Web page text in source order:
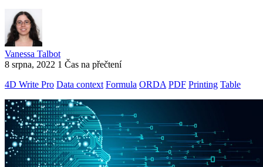
Vanessa Talbot
8 srpna, 2022 1 Čas na přečtení
4D Write Pro Data context Formula ORDA PDF Printing Table